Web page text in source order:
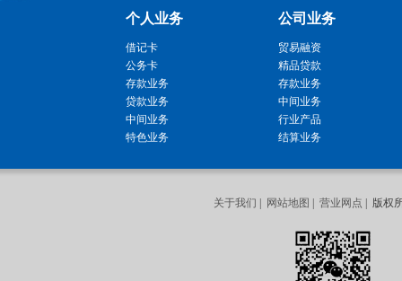
个人业务
借记卡
公务卡
存款业务
贷款业务
中间业务
特色业务
公司业务
贸易融资
精品贷款
存款业务
中间业务
行业产品
结算业务
关于我们 网站地图 营业网点 | 版权